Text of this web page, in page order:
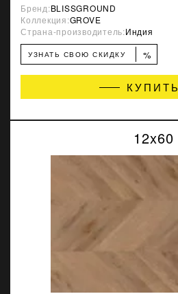
Бренд:BLISSGROUND
Коллекция:GROVE
Страна-производитель:Индия
УЗНАТЬ СВОЮ СКИДКУ %
КУПИТЬ
12x60